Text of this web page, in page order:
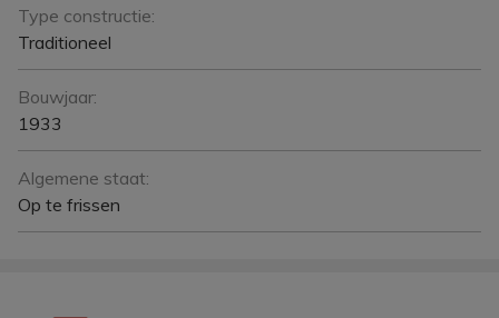
Type constructie:
Traditioneel
Bouwjaar:
1933
Algemene staat:
Op te frissen